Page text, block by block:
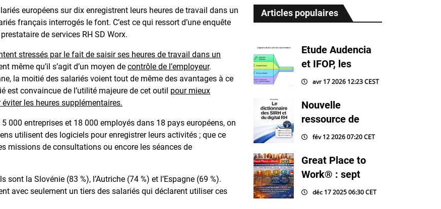
européens sur dix enregistrent leurs heures de travail dans un
français interrogés le font. C’est ce qui ressort d’une enquête
de services RH SD Worx.
stressés par le fait de saisir ses heures de travail dans un
même qu’il s’agit d’un moyen de contrôle de l’employeur.
la moitié des salariés voient tout de même des avantages à ce
est convaincue de l’utilité majeure de cet outil pour mieux
les heures supplémentaires.
000 entreprises et 18 000 employés dans 18 pays européens, on
utilisent des logiciels pour enregistrer leurs activités ; que ce
missions de consultations ou encore les séances de
la Slovénie (83 %), l’Autriche (74 %) et l’Espagne (69 %).
avec seulement un tiers des salariés qui déclarent utiliser ces
Articles populaires
Etude Audencia
et IFOP, les
avr 17 2026 12:23 CEST
Nouvelle
ressource de
fév 12 2026 07:20 CET
Great Place to
Work® : sept
déc 17 2025 06:30 CET